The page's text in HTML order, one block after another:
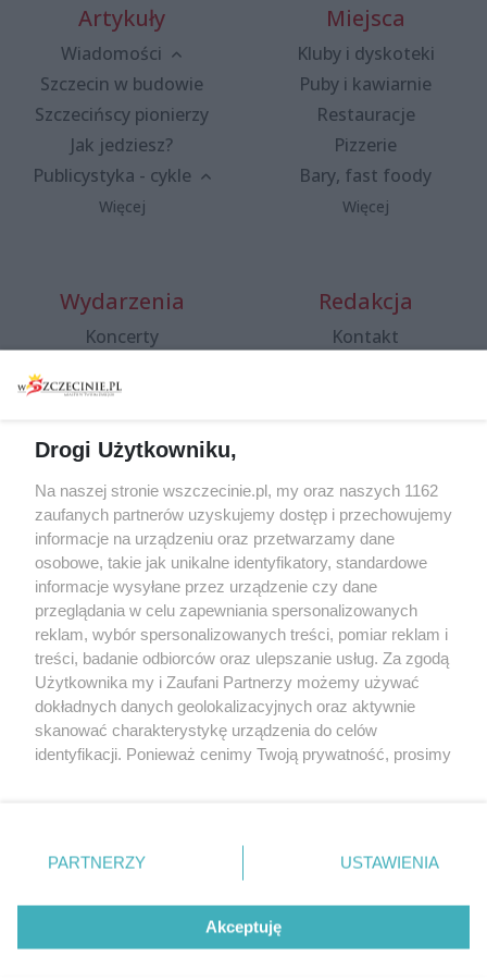
Artykuły
Wiadomości
Szczecin w budowie
Szczecińscy pionierzy
Jak jedziesz?
Publicystyka - cykle
Więcej
Miejsca
Kluby i dyskoteki
Puby i kawiarnie
Restauracje
Pizzerie
Bary, fast foody
Więcej
Wydarzenia
Koncerty
Spacery i oprowadzania
targi
Wernisaże
Więcej
Redakcja
Kontakt
Specjalny koncert z okazji
20. urodzin portalu
wSzczecinie.pl
Regulamin konkursów
śniadaniówka "Hej
Szczecin! Jest piątek!"
Partnerzy
Praca Szczecin
© 2026 wSzczecinie.pl
Created by GOD
Drogi Użytkowniku,
Na naszej stronie wszczecinie.pl, my oraz naszych 1162
zaufanych partnerów uzyskujemy dostęp i przechowujemy
informacje na urządzeniu oraz przetwarzamy dane
osobowe, takie jak unikalne identyfikatory, standardowe
informacje wysyłane przez urządzenie czy dane
przeglądania w celu zapewniania spersonalizowanych
reklam, wybór spersonalizowanych treści, pomiar reklam i
treści, badanie odbiorców oraz ulepszanie usług. Za zgodą
Użytkownika my i Zaufani Partnerzy możemy używać
dokładnych danych geolokalizacyjnych oraz aktywnie
skanować charakterystykę urządzenia do celów
identyfikacji. Ponieważ cenimy Twoją prywatność, prosimy
prywatności znajdujący się w lewym dolnym rogu strony
. Niektóre rodzaje przetwarzania danych nie wymagają
takiemu przetwarzaniu. Preferencje będą miały
zastosowania tylko na tej witrynie.
PARTNERZY USTAWIENIA
Akceptuję